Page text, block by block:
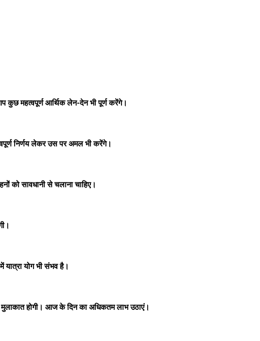
कुछ महत्वपूर्ण आर्थिक लेन-देन भी पूर्ण करेंगे।
निर्णय लेकर उस पर अमल भी करेंगे।
को सावधानी से चलाना चाहिए।
योग भी संभव है।
होगी। आज के दिन का अधिकतम लाभ उठाएं।